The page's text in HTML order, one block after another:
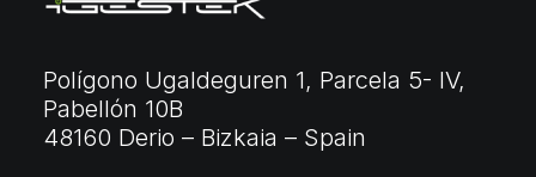
Polígono Ugaldeguren 1, Parcela 5- IV,
Pabellón 10B
48160 Derio – Bizkaia – Spain